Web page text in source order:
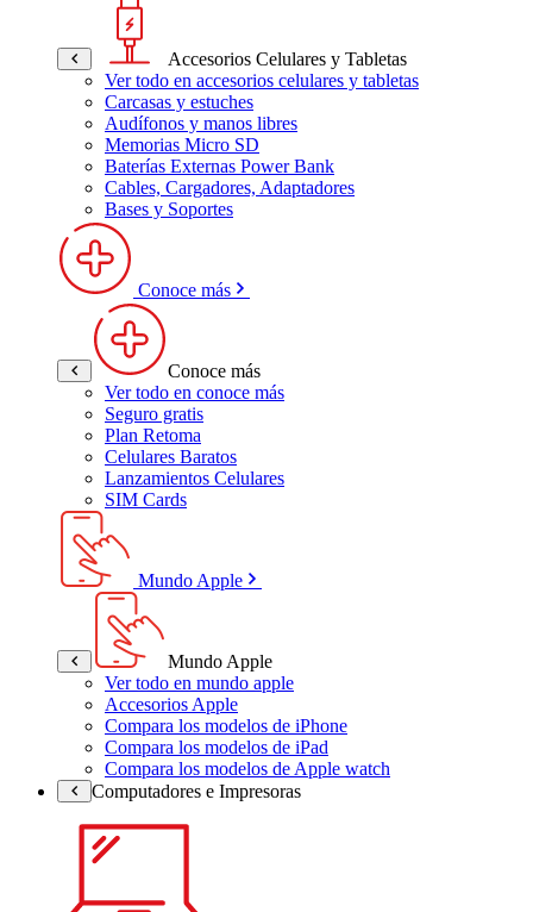
Accesorios Celulares y Tabletas
Ver todo en accesorios celulares y tabletas
Carcasas y estuches
Audífonos y manos libres
Memorias Micro SD
Baterías Externas Power Bank
Cables, Cargadores, Adaptadores
Bases y Soportes
Conoce más
Conoce más
Ver todo en conoce más
Seguro gratis
Plan Retoma
Celulares Baratos
Lanzamientos Celulares
SIM Cards
Mundo Apple
Mundo Apple
Ver todo en mundo apple
Accesorios Apple
Compara los modelos de iPhone
Compara los modelos de iPad
Compara los modelos de Apple watch
Computadores e Impresoras